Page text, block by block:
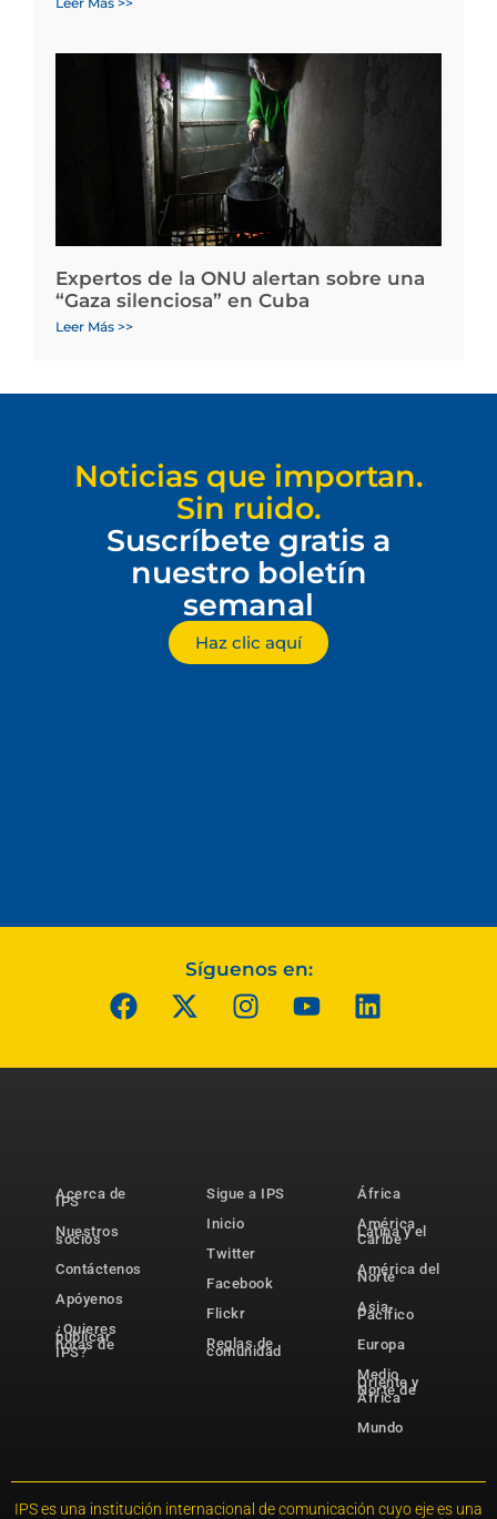
Expertos de la ONU alertan sobre una
“Gaza silenciosa” en Cuba
Leer Más >>
Noticias que importan.
Sin ruido.
Suscríbete gratis a
nuestro boletín
semanal
Haz clic aquí
Síguenos en:
Acerca de
IPS
Nuestros
socios
Contáctenos
Apóyenos
¿Quieres
publicar
notas de
IPS?
Sigue a IPS
Inicio
Twitter
Facebook
Flickr
Reglas de
comunidad
África
América
Latina y el
Caribe
América del
Norte
Asia-
Pacífico
Europa
Medio
Oriente y
Norte de
África
Mundo
IPS es una institución internacional de comunicación cuyo eje es una